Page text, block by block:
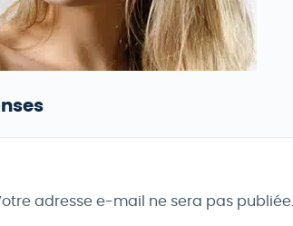
adresse e-mail ne sera pas publiée.